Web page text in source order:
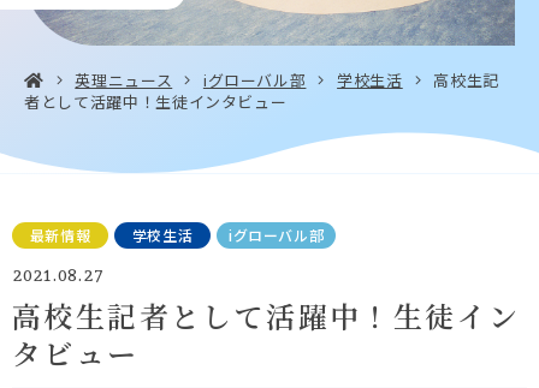
受験生の方へ
資料請求
Instagram
英理ニュース iグローバル部 学校生活
高校生記
者として活躍中！生徒インタビュー
最新情報 学校生活 iグローバル部
2021.08.27
高校生記者として活躍中！生徒イン
タビュー